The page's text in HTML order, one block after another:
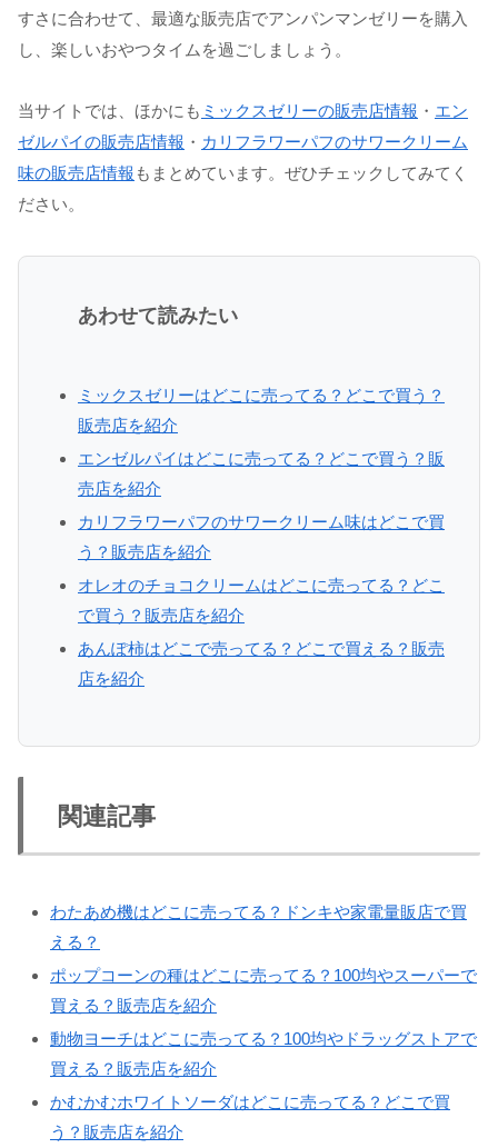
すさに合わせて、最適な販売店でアンパンマンゼリーを購入
し、楽しいおやつタイムを過ごしましょう。
当サイトでは、ほかにも ミックスゼリーの販売店情報 ・ エン
ゼルパイの販売店情報 ・ カリフラワーパフのサワークリーム
味の販売店情報 もまとめています。ぜひチェックしてみてく
ださい。
あわせて読みたい
ミックスゼリーはどこに売ってる？どこで買う？
販売店を紹介
エンゼルパイはどこに売ってる？どこで買う？販
売店を紹介
カリフラワーパフのサワークリーム味はどこで買
う？販売店を紹介
オレオのチョコクリームはどこに売ってる？どこ
で買う？販売店を紹介
あんぽ柿はどこで売ってる？どこで買える？販売
店を紹介
関連記事
わたあめ機はどこに売ってる？ドンキや家電量販店で買
える？
ポップコーンの種はどこに売ってる？100均やスーパーで
買える？販売店を紹介
動物ヨーチはどこに売ってる？100均やドラッグストアで
買える？販売店を紹介
かむかむホワイトソーダはどこに売ってる？どこで買
う？販売店を紹介